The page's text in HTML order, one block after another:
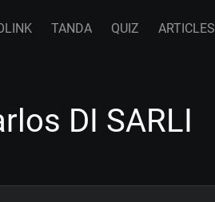
TANDA QUIZ ARTICLES
DI SARLI